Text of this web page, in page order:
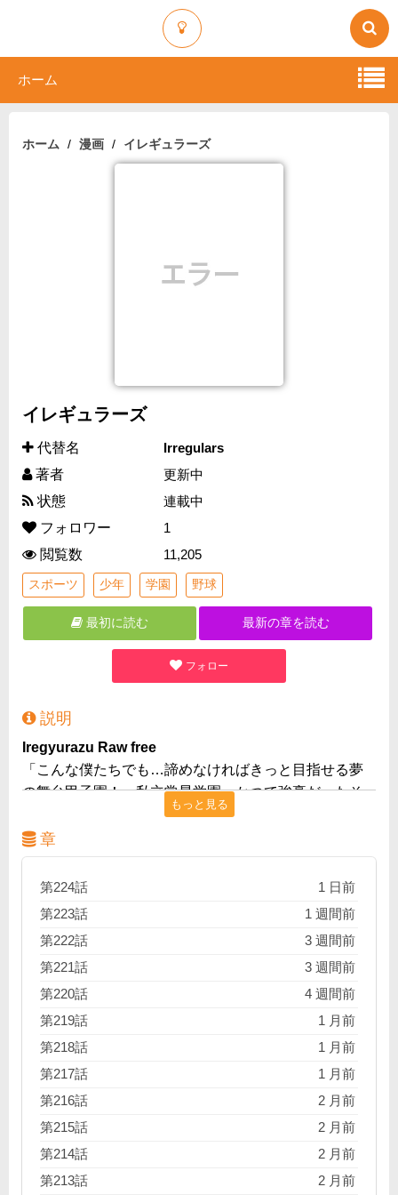
ホーム
ホーム 漫画 イレギュラーズ
イレギュラーズ
代替名
Irregulars
著者
更新中
状態
連載中
フォロワー
1
閲覧数
11,205
スポーツ 少年 学園 野球
最初に読む 最新の章を読む
フォロー
説明
Iregyurazu Raw free
「こんな僕たちでも…諦めなければきっと目指せる夢
の舞台甲子園！」私立常星学園。かつて強豪だったそ
の野球部は、学校の方針がガリ勉エリート校に変わっ
たことをきっかけに、今では部員4人の弱小チーム
に…。しかし、根っからの野球バカ・日々野塁斗には
秘策があった！甲子園を目指すタッグの相手は、まさ
嫌われ者共のド直球野球譚！
もっと見る
章
第224話
1 日前
第223話
1 週間前
第222話
3 週間前
第221話
3 週間前
第220話
4 週間前
第219話
1 月前
第218話
1 月前
第217話
1 月前
第216話
2 月前
第215話
2 月前
第214話
2 月前
第213話
2 月前